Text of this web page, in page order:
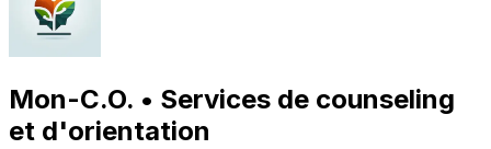
Mon-C.O. • Services de counseling
et d'orientation